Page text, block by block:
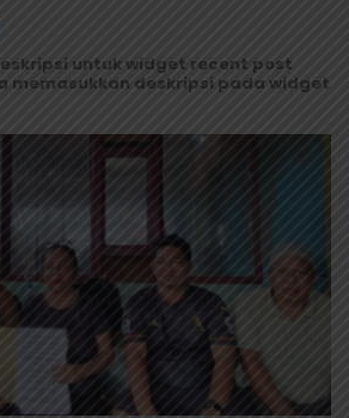
untuk widget recent post
memasukkan deskripsi pada widget